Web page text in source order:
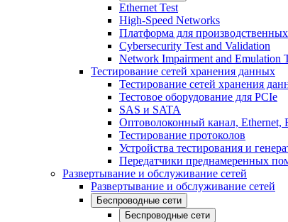
Ethernet Test
High-Speed Networks
Платформа для
Cybersecurity Test and Validation
Network Impairment and Emulation
Тестирование сетей хранения данных
Тестирование сетей хранения
Тестовое оборудование для PCIe
SAS и SATA
Оптоволоконный канал, Ethernet,
Тестирование протоколов
Устройства тестирования и
Передатчики преднамеренных
Развертывание и обслуживание сетей
Развертывание и обслуживание сетей
Беспроводные сети
Беспроводные сети